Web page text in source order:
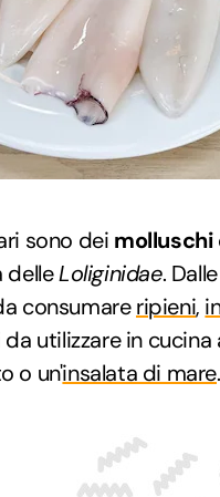
sono dei
delleLoliginidae.
consumareripieni,
utilizzare in
o un'insalata di mare.